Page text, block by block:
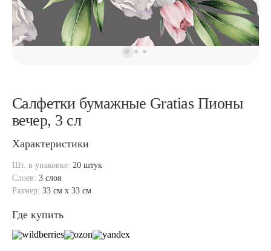
Салфетки бумажные Gratias Пионы
вечер, 3 сл
Характеристики
Шт. в упаковке: 20 штук
Слоев: 3 слоя
Размер: 33 см x 33 см
Где купить